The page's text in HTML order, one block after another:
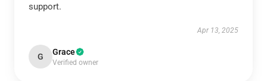
support.
Apr 13, 2025
G Grace
Verified owner